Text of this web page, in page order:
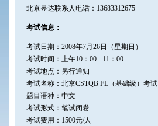
北京昱达联系人电话：13683312675
考试信息：
考试日期：2008年7月26日（星期日）
考试时间：上午10：00 - 11：00
考试地点：另行通知
考试名称：北京CSTQB FL（基础级）考试
题目语种：中文
考试形式：笔试闭卷
考试费用：1500元/人